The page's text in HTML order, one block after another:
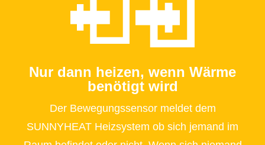
Nur dann heizen, wenn Wärme
benötigt wird
Der Bewegungssensor meldet dem
SUNNYHEAT Heizsystem ob sich jemand im